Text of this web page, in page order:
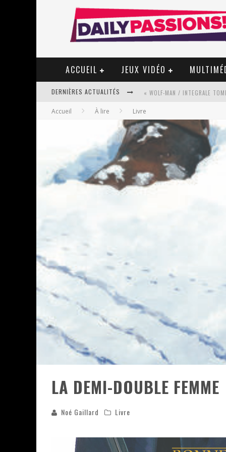
ACCUEIL JEUX VIDÉO
DERNIÈRES ACTUALITÉS « WOLF-MAN / INTEGRALE
« MON VILLAGE RÉVOLTÉ » -
STAR FOX
« LE VENT DAND LES SAULES
« DAMN THEM ALL » - UN DUO
YOSHI AND THE MYSTERIOUS
Accueil À lire Livre
LA DEMI-DOUBLE FEMME
Noé Gaillard Livre